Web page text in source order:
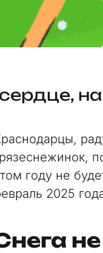
году не
2025